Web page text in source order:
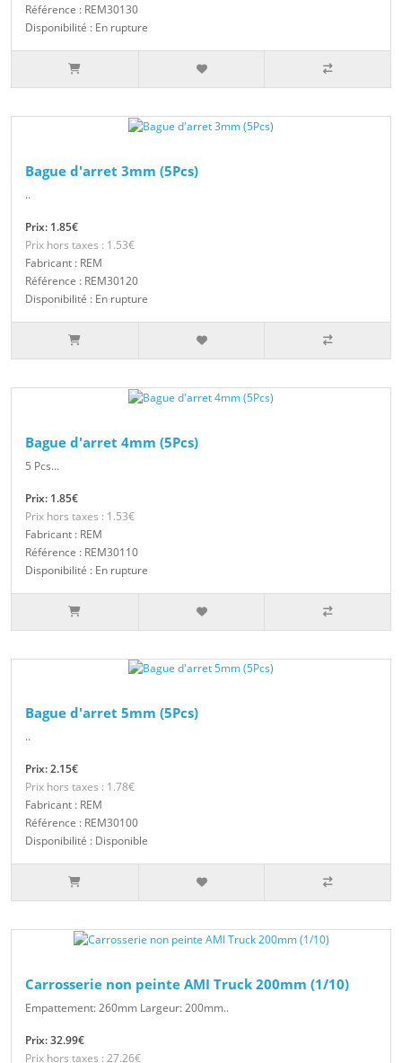
Référence : REM30130
Disponibilité : En rupture
Bague d'arret 3mm (5Pcs)
..
Prix: 1.85€
Prix hors taxes : 1.53€
Fabricant : REM
Référence : REM30120
Disponibilité : En rupture
Bague d'arret 4mm (5Pcs)
5 Pcs...
Prix: 1.85€
Prix hors taxes : 1.53€
Fabricant : REM
Référence : REM30110
Disponibilité : En rupture
Bague d'arret 5mm (5Pcs)
..
Prix: 2.15€
Prix hors taxes : 1.78€
Fabricant : REM
Référence : REM30100
Disponibilité : Disponible
Carrosserie non peinte AMI Truck 200mm (1/10)
Empattement: 260mm Largeur: 200mm..
Prix: 32.99€
Prix hors taxes : 27.26€